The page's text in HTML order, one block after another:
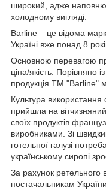
широкий, адже
холодному вигляді.
Barline – це відома
Україні вже понад 8
Основною перевагою
ціна/якість. Порівняно
продукція ТМ "Barline"
Культура використання
прийшла на
своїх продуктів
виробниками. Зі
готельної галузі
українському сиропі
За рахунок ретельного
постачальникам